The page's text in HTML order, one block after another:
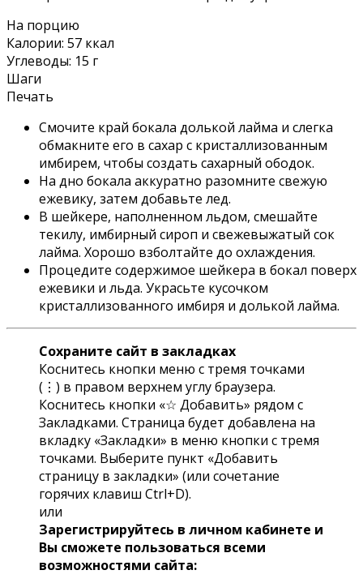
На порцию
Калории: 57 ккал
Углеводы: 15 г
Шаги
Печать
Смочите край бокала долькой лайма и слегка
обмакните его в сахар с кристаллизованным
имбирем, чтобы создать сахарный ободок.
На дно бокала аккуратно разомните свежую
ежевику, затем добавьте лед.
В шейкере, наполненном льдом, смешайте
текилу, имбирный сироп и свежевыжатый сок
лайма. Хорошо взболтайте до охлаждения.
Процедите содержимое шейкера в бокал поверх
ежевики и льда. Украсьте кусочком
кристаллизованного имбиря и долькой лайма.
Сохраните сайт в закладках
Коснитесь кнопки меню с тремя точками
(⋮) в правом верхнем углу браузера.
Коснитесь кнопки «☆ Добавить» рядом с
Закладками. Страница будет добавлена на
вкладку «Закладки» в меню кнопки с тремя
точками. Выберите пункт «Добавить
страницу в закладки» (или сочетание
горячих клавиш Ctrl+D).
или
Зарегистрируйтесь в личном кабинете и
Вы сможете пользоваться всеми
возможностями сайта: